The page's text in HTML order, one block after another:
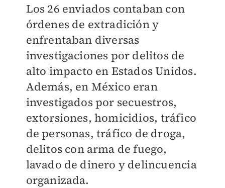
Los 26 enviados contaban con
órdenes de extradición y
enfrentaban diversas
investigaciones por delitos de
alto impacto en Estados Unidos.
Además, en México eran
investigados por secuestros,
extorsiones, homicidios, tráfico
de personas, tráfico de droga,
delitos con arma de fuego,
lavado de dinero y delincuencia
organizada.